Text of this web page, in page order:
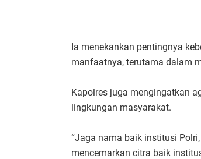
Ia menekankan pentingnya
manfaatnya, terutama dalam
Kapolres juga mengingatkan
lingkungan masyarakat.
“Jaga nama baik institusi
mencemarkan citra baik